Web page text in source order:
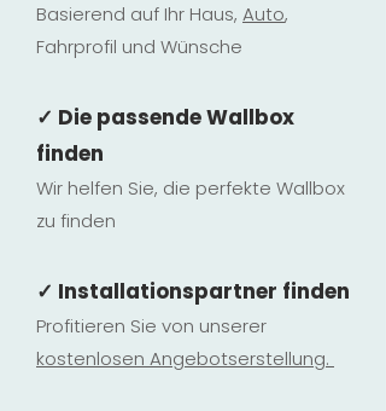
Basierend auf Ihr Haus, Auto,
Fahrprofil und Wünsche
✓ Die passende Wallbox
finden
Wir helfen Sie, die perfekte Wallbox
zu finden
✓ Installationspartner finden
Profitieren Sie von unserer
kostenlosen Angebotserstellung.